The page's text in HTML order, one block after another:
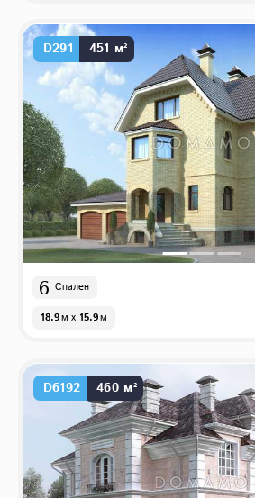
D291 451 м²
6 Спален
18.9м x 15.9м
D6192 460 м²